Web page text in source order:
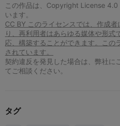
この作品は、Copyright License 4.0
います。
CC BY このライセンスでは、作成
り、再利用者はあらゆる媒体や形式
応、構築することができます。この
されています。
契約違反を発見した場合は、弊社に
てご相談ください。
タグ